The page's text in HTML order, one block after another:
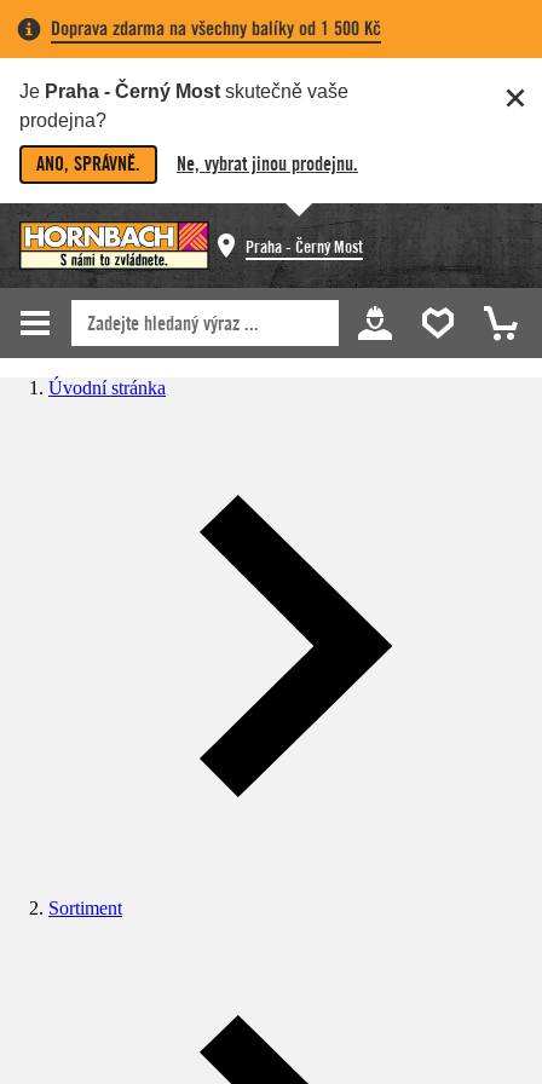
Doprava zdarma na všechny balíky od 1 500 Kč
Je Praha - Černý Most skutečně vaše
prodejna?
ANO, SPRÁVNĚ. Ne, vybrat jinou prodejnu.
Praha - Černý Most
Úvodní stránka
Sortiment